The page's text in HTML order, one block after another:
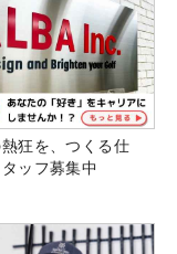
狂を、つくる仕
ッフ募集中